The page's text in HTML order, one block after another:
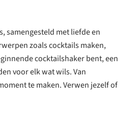
samengesteld met liefde en
zoals cocktails maken,
cocktailshaker bent, een
voor elk wat wils. Van
te maken. Verwen jezelf of